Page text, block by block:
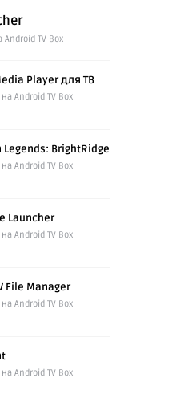
Android TV Box
Player для ТВ
Android TV Box
Legends: BrightRidge
Android TV Box
Launcher
Android TV Box
File Manager
Android TV Box
Android TV Box